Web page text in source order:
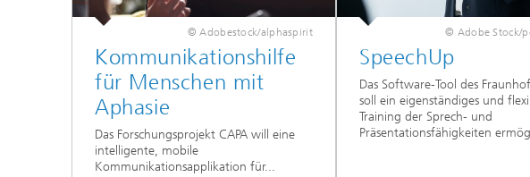
© Adobestock/alphaspirit
Kommunikationshilfe
für Menschen mit
Aphasie
Das Forschungsprojekt CAPA will eine
intelligente, mobile
Kommunikationsapplikation für...
© Adobe Stock/
SpeechUp
Das Software-Tool des
soll ein eigenständiges und
Training der Sprech- und
Präsentationsfähigkeiten